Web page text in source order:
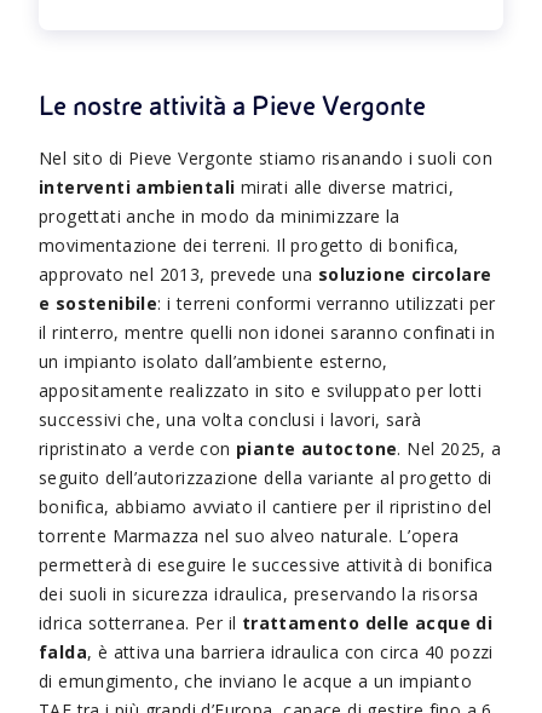
Le nostre attività a Pieve Vergonte
Nel sito di Pieve Vergonte stiamo risanando i suoli con
interventi ambientali mirati alle diverse matrici,
progettati anche in modo da minimizzare la
movimentazione dei terreni. Il progetto di bonifica,
approvato nel 2013, prevede una soluzione circolare
e sostenibile: i terreni conformi verranno utilizzati per
il rinterro, mentre quelli non idonei saranno confinati in
un impianto isolato dall’ambiente esterno,
appositamente realizzato in sito e sviluppato per lotti
successivi che, una volta conclusi i lavori, sarà
ripristinato a verde con piante autoctone. Nel 2025, a
seguito dell’autorizzazione della variante al progetto di
bonifica, abbiamo avviato il cantiere per il ripristino del
torrente Marmazza nel suo alveo naturale. L’opera
permetterà di eseguire le successive attività di bonifica
dei suoli in sicurezza idraulica, preservando la risorsa
idrica sotterranea. Per il trattamento delle acque di
falda, è attiva una barriera idraulica con circa 40 pozzi
di emungimento, che inviano le acque a un impianto